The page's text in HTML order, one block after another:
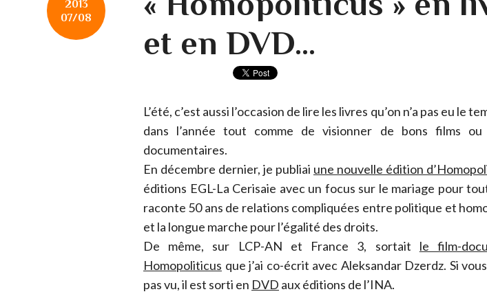
2013
07/08
et en DVD…
L’été, c’est aussi l’occasion de lire les livres qu’on n’a pas eu le
dans l’année tout comme de visionner de bons films
documentaires.
En décembre dernier, je publiai une nouvelle édition
éditions EGL-La Cerisaie avec un focus sur le mariage pour
raconte 50 ans de relations compliquées entre politique et
et la longue marche pour l’égalité des droits.
De même, sur LCP-AN et France 3, sortait le film-
Homopoliticus que j’ai co-écrit avec Aleksandar Dzerdz. Si
pas vu, il est sorti en DVD aux éditions de l’INA.